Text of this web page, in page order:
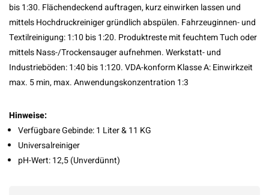
bis 1:30. Flächendeckend auftragen, kurz einwirken lassen und
mittels Hochdruckreiniger gründlich abspülen. Fahrzeuginnen- und
Textilreinigung: 1:10 bis 1:20. Produktreste mit feuchtem Tuch oder
mittels Nass-/Trockensauger aufnehmen. Werkstatt- und
Industrieböden: 1:40 bis 1:120. VDA-konform Klasse A: Einwirkzeit
max. 5 min, max. Anwendungskonzentration 1:3
Hinweise:
Verfügbare Gebinde: 1 Liter & 11 KG
Universalreiniger
pH-Wert: 12,5 (Unverdünnt)